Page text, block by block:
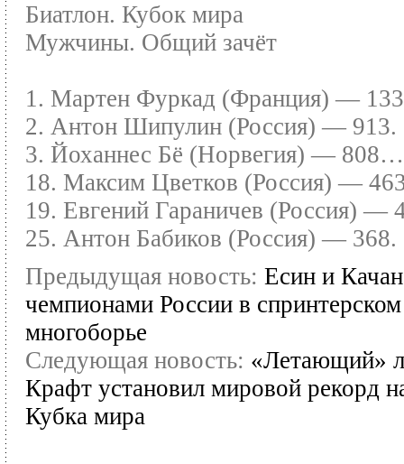
Биатлон. Кубок мира
Мужчины. Общий зачёт
1. Мартен Фуркад (Франция) —
2. Антон Шипулин (Россия) — 913.
3. Йоханнес Бё (Норвегия) — 808…
18. Максим Цветков (Россия) —
19. Евгений Гараничев (Россия)
25. Антон Бабиков (Россия) — 368.
Предыдущая новость: Есин и
чемпионами России в спринтерском
многоборье
Следующая новость: «Летающий»
Крафт установил мировой рекорд
Кубка мира